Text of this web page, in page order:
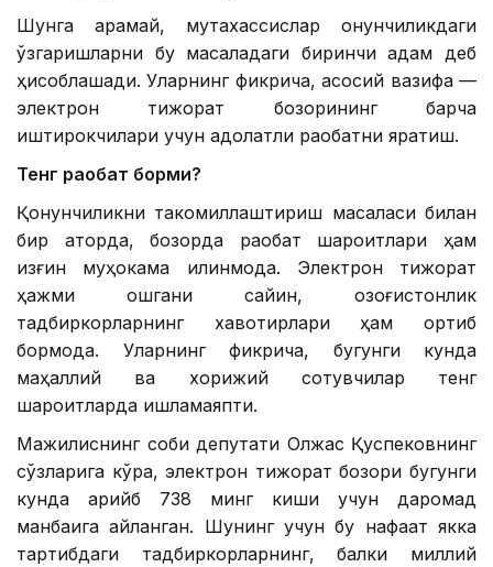
Шунга қарамай, мутахассислар қонунчиликдаги
ўзгаришларни бу масаладаги биринчи қадам деб
ҳисоблашади. Уларнинг фикрича, асосий вазифа —
электрон тижорат бозорининг барча
иштирокчилари учун адолатли рақобатни яратиш.
Тенг рақобат борми?
Қонунчиликни такомиллаштириш масаласи билан
бир қаторда, бозорда рақобат шароитлари ҳам
қизғин муҳокама қилинмоқда. Электрон тижорат
ҳажми ошгани сайин, қозоғистонлик
тадбиркорларнинг хавотирлари ҳам ортиб
бормоқда. Уларнинг фикрича, бугунги кунда
маҳаллий ва хорижий сотувчилар тенг
шароитларда ишламаяпти.
Мажилиснинг собиқ депутати Олжас Қуспековнинг
сўзларига кўра, электрон тижорат бозори бугунги
кунда қарийб 738 минг киши учун даромад
манбаига айланган. Шунинг учун бу нафақат якка
тартибдаги тадбиркорларнинг, балки миллий